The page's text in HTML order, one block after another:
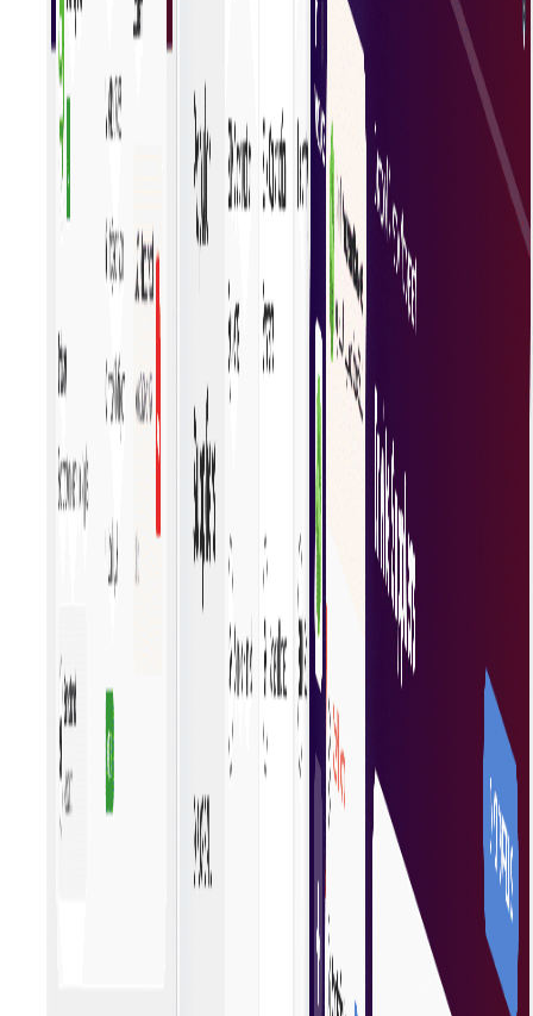
Vind de behoeften van uw bedrijf
Om de beste producten en diensten te ontdekken,
moet je grondig onderzoek doen, opties vergelijken,
recensies lezen en aanbevelingen gebruiken om de
kwaliteit, waarde en tevredenheid van je keuzes te
garanderen.
Moeiteloos offertes aanvragen
Vraag moeiteloos offertes aan door gebruik te
maken van gestroomlijnde processen die kopers in
contact brengen met meerdere leveranciers, zodat
ze snel kunnen vergelijken en weloverwogen
beslissingen kunnen nemen zonder het gedoe van
handmatig onderzoek.
Sneller een aankoopbeslissing nemen
Verbetert de efficiëntie, zodat bedrijven snel kansen
kunnen grijpen. Gestroomlijnde processen, duidelijke
informatie en toegankelijke opties stellen kopers in
staat om besluitvaardig en vol vertrouwen te